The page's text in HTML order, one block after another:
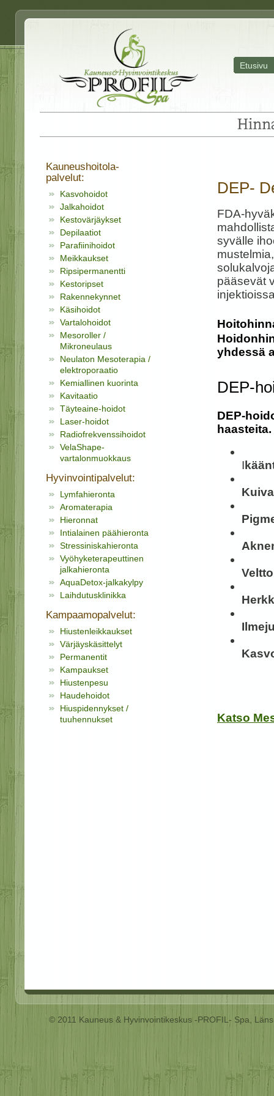
Etusivu
DEP-
FDA-
syvälle
pääsevät
yhdessä
DEP-
DEP-
haasteita.
I
Katso
Kauneushoitola-
palvelut:
Kasvohoidot
Jalkahoidot
Kestovärjäykset
Depilaatiot
Parafiinihoidot
Meikkaukset
Ripsipermanentti
Kestoripset
Rakennekynnet
Käsihoidot
Vartalohoidot
Mesoroller /
Mikroneulaus
Neulaton Mesoterapia /
elektroporaatio
Kemiallinen kuorinta
Kavitaatio
Täyteaine-hoidot
Laser-hoidot
Radiofrekvenssihoidot
VelaShape-
vartalonmuokkaus
Hyvinvointipalvelut:
Lymfahieronta
Aromaterapia
Hieronnat
Intialainen päähieronta
Stressiniskahieronta
Vyöhyketerapeuttinen
jalkahieronta
AquaDetox-jalkakylpy
Laihdutusklinikka
Kampaamopalvelut:
Hiustenleikkaukset
Värjäyskäsittelyt
Permanentit
Kampaukset
Hiustenpesu
Haudehoidot
Hiuspidennykset /
tuuhennukset
© 2011 Kauneus & Hyvinvointikeskus -PROFIL- Spa,